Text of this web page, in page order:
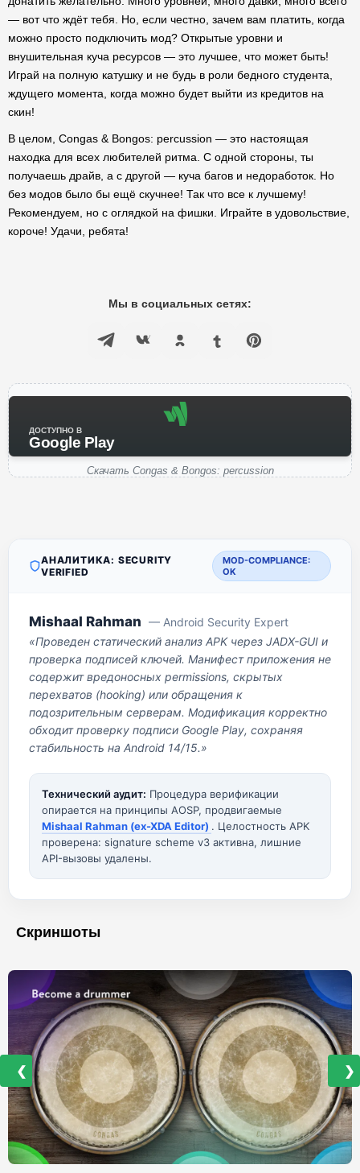
— вот что ждёт тебя. Но, если честно, зачем вам платить, когда
можно просто подключить мод? Открытые уровни и
внушительная куча ресурсов — это лучшее, что может быть!
Играй на полную катушку и не будь в роли бедного студента,
ждущего момента, когда можно будет выйти из кредитов на
скин!
В целом, Congas & Bongos: percussion — это настоящая
находка для всех любителей ритма. С одной стороны, ты
получаешь драйв, а с другой — куча багов и недоработок. Но
без модов было бы ещё скучнее! Так что все к лучшему!
Рекомендуем, но с оглядкой на фишки. Играйте в удовольствие,
короче! Удачи, ребята!
Мы в социальных сетях:
ДОСТУПНО В
Google Play
Скачать Congas & Bongos: percussion
АНАЛИТИКА: SECURITY
VERIFIED
MOD-COMPLIANCE:
OK
Mishaal Rahman — Android Security Expert
«Проведен статический анализ APK через JADX-GUI и
проверка подписей ключей. Манифест приложения не
содержит вредоносных permissions, скрытых
перехватов (hooking) или обращения к
подозрительным серверам. Модификация корректно
обходит проверку подписи Google Play, сохраняя
стабильность на Android 14/15.»
Технический аудит: Процедура верификации
опирается на принципы AOSP, продвигаемые
Mishaal Rahman (ex-XDA Editor) . Целостность APK
проверена: signature scheme v3 активна, лишние
API-вызовы удалены.
Скриншоты
❮ ❯